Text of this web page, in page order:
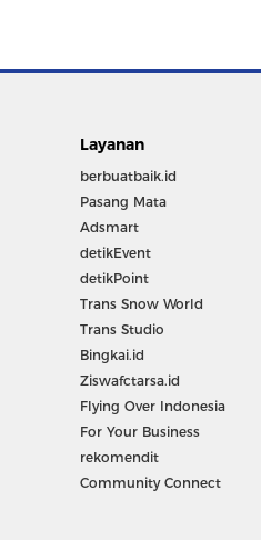
Layanan
berbuatbaik.id
Pasang Mata
Adsmart
detikEvent
detikPoint
Trans Snow World
Trans Studio
Bingkai.id
Ziswafctarsa.id
Flying Over Indonesia
For Your Business
rekomendit
Community Connect